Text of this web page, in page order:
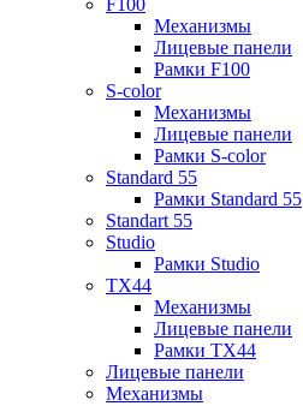
F100
Механизмы
Лицевые панели
Рамки F100
S-color
Механизмы
Лицевые панели
Рамки S-color
Standard 55
Рамки Standard 55
Standart 55
Studio
Рамки Studio
TX44
Механизмы
Лицевые панели
Рамки TX44
Лицевые панели
Механизмы